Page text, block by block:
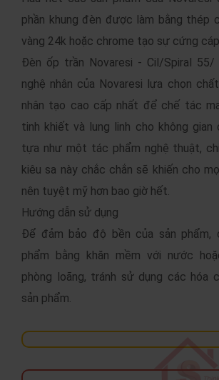
phần khung đèn được làm bằng thép
vàng 24k hoặc chrome tạo sự cứng cáp
Đèn ốp trần Novaresi - Cil/Spiral
nghệ nhân của Novaresi lựa chọn
nhân tạo cao cấp nhất để chế tác
tinh khiết và lung linh cho không gian
tựa như một tác phẩm nghệ thuật,
kiêu sa này chắc chắn sẽ khiến cho
nên tuyệt mỹ hơn bao giờ hết.
Hướng dẫn sử dụng
Để đảm bảo độ bền của sản phẩm,
phẩm bằng khăn mềm với nước
phòng loãng, tránh sử dụng các hóa
sản phẩm.